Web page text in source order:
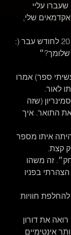
עליי
שלי,
ספר) אמרו
לאור.
(שזה
את התואר. איך
איתו מספר
קצת.
זה משהו
בפניו
חוויות
רואה את דורון
אינטימיים